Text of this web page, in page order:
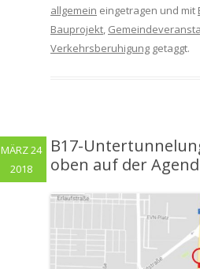
allgemein eingetragen und mit
Bauprojekt,
Verkehrsberuhigung getaggt.
B17-
oben auf der
MÄRZ 24
2018